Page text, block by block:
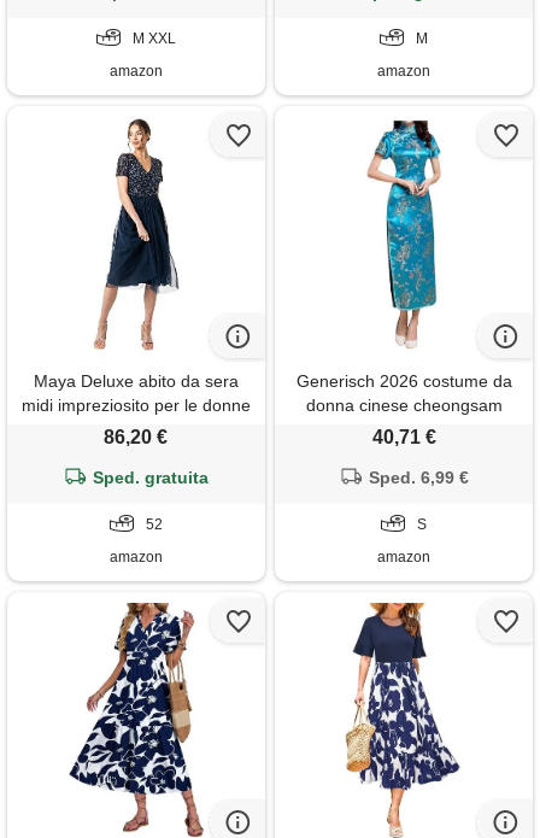
confortevole e traspirante
M XXL
amazon
M
amazon
Maya Deluxe abito da sera
midi impreziosito per le donne
scollo a v delle signore con
di promenade vestito per
militare, 52 donna
86,20 €
Sped. gratuita
52
amazon
Generisch 2026 costume da
donna cinese cheongsam
abito ricamato manica corta
tradizionale qipao, celeste. , s
40,71 €
Sped. 6,99 €
S
amazon